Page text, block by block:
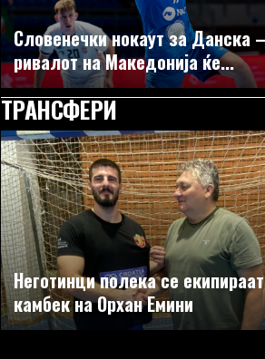
Словенечки нокаут за Данска –
ривалот на Македонија ќе...
ТРАНСФЕРИ
Неготинци полека се
камбек на Орхан Емини